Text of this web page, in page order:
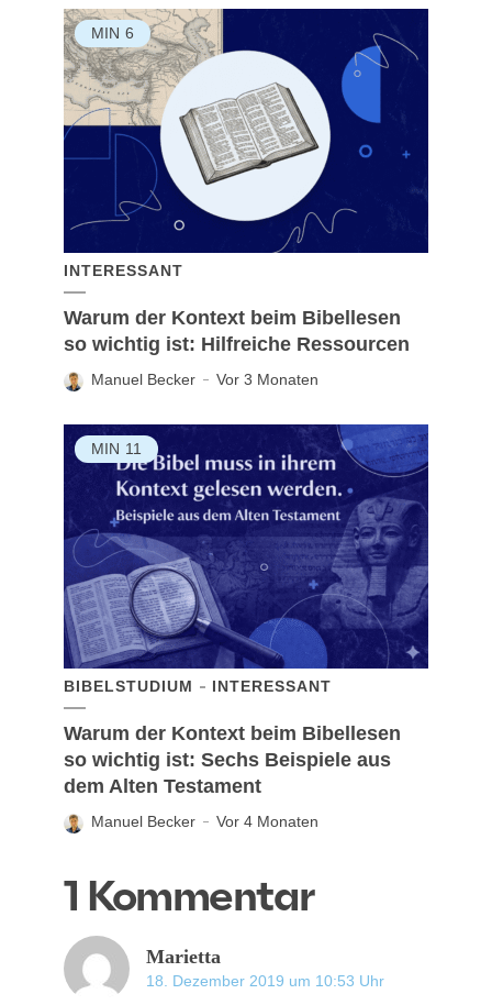
MIN 6
INTERESSANT
Warum der Kontext beim Bibellesen
so wichtig ist: Hilfreiche Ressourcen
Manuel Becker Vor 3 Monaten
MIN 11
BIBELSTUDIUM INTERESSANT
Warum der Kontext beim Bibellesen
so wichtig ist: Sechs Beispiele aus
dem Alten Testament
Manuel Becker Vor 4 Monaten
1 Kommentar
Marietta
18. Dezember 2019 um 10:53 Uhr